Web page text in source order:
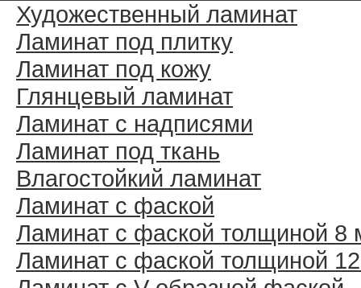
Художественный ламинат
Ламинат под плитку
Ламинат под кожу
Глянцевый ламинат
Ламинат с надписями
Ламинат под ткань
Влагостойкий ламинат
Ламинат с фаской
Ламинат с фаской толщиной 8
Ламинат с фаской толщиной